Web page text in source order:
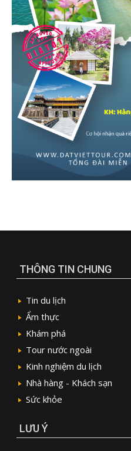
THÔNG TIN CHUNG
Tin du lịch
Ẩm thực
Khám phá
Tour nước ngoài
Kinh nghiệm du lịch
Nhà hàng - Khách sạn
Sức khỏe
LƯU Ý